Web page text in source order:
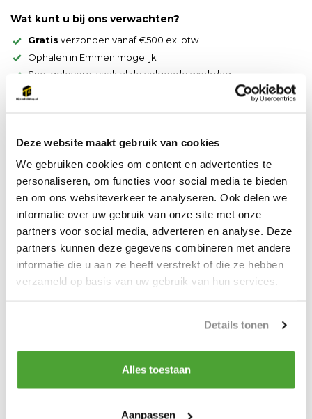
Deze website maakt gebruik van cookies
We gebruiken cookies om content en advertenties te
personaliseren, om functies voor social media te bieden
en om ons websiteverkeer te analyseren. Ook delen we
informatie over uw gebruik van onze site met onze
partners voor social media, adverteren en analyse. Deze
partners kunnen deze gegevens combineren met andere
informatie die u aan ze heeft verstrekt of die ze hebben
verzameld op basis van uw gebruik van hun services.
Details tonen
Alles toestaan
Aanpassen
Wat kunt u bij ons verwachten?
Gratis verzonden vanaf €500 ex. btw
Ophalen in Emmen mogelijk
Snel geleverd, vaak al de volgende werkdag
Productspecificaties
EAN 3389110250374
Do you have a question about this product?
Our employee is happy to help you find the right product
Send mail
Er zijn nog geen reviews geschreven over dit product..